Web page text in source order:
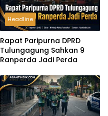
Headline
Rapat Paripurna DPRD
Tulungagung Sahkan 9
Ranperda Jadi Perda